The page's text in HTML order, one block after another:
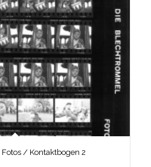
Fotos / Kontaktbogen 2